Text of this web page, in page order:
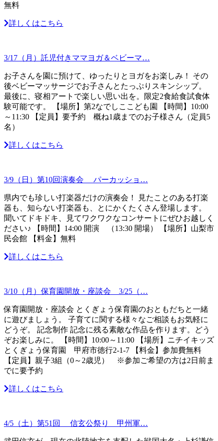
無料
詳しくはこちら
3/17（月）託児付きママヨガ＆ベビーマ…
お子さんを園に預けて、ゆったりとヨガをお楽しみ！ その
後ベビーマッサージでお子さんとたっぷりスキンシップ。
最後に、寝相アートで楽しい思い出を。限定2食給食試食体
験可能です。 【場所】第2なでしここども園 【時間】10:00
～11:30 【定員】要予約 概ね1歳までのお子様さん（定員5
名）
詳しくはこちら
3/9（日）第10回演奏会 パーカッショ…
県内でも珍しい打楽器だけの演奏会！ 見たことのある打楽
器も、知らない打楽器も、とにかくたくさん登場します。
聞いてドキドキ、見てワクワクなコンサートにぜひお越しく
ださい♪ 【時間】14:00 開演 （13:30 開場） 【場所】山梨市
民会館 【料金】無料
詳しくはこちら
3/10（月）保育園開放・座談会 3/25（…
保育園開放・座談会 とくぎょう保育園のおともだちと一緒
に遊びましょう。 子育てに関する様々なご相談もお気軽に
どうぞ。 記念制作 記念に残る素敵な作品を作ります。どう
ぞお楽しみに。 【時間】10:00～11:00 【場所】ニチイキッズ
とくぎょう保育園 甲府市徳行2-1-7 【料金】参加費無料
【定員】親子3組（0～2歳児） ※参加ご希望の方は2日前ま
でに要予約
詳しくはこちら
4/5（土）第51回 信玄公祭り 甲州軍…